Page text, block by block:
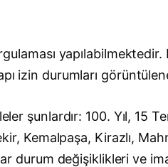
yapılabilmektedir.
izin durumları
şunlardır: 100. Yıl, 15
Kemalpaşa, Kirazlı,
durum değişiklikleri ve